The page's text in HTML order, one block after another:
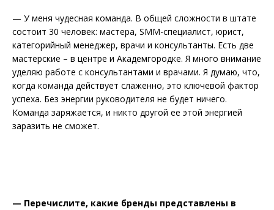
— У меня чудесная команда. В общей сложности в штате
состоит 30 человек: мастера, SMM-специалист, юрист,
категорийный менеджер, врачи и консультанты. Есть две
мастерские – в центре и Академгородке. Я много внимание
уделяю работе с консультантами и врачами. Я думаю, что,
когда команда действует слаженно, это ключевой фактор
успеха. Без энергии руководителя не будет ничего.
Команда заряжается, и никто другой ее этой энергией
заразить не сможет.
— Перечислите, какие бренды представлены в